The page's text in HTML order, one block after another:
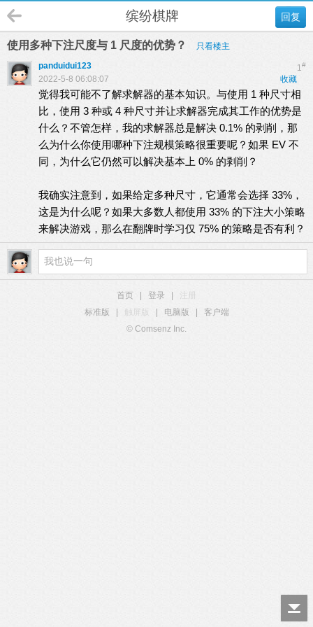
回复
缤纷棋牌
使用多种下注尺度与 1 尺度的优势？ 只看楼主
1#
panduidui123
收藏
2022-5-8 06:08:07
觉得我可能不了解求解器的基本知识。与使用 1 种尺寸相
比，使用 3 种或 4 种尺寸并让求解器完成其工作的优势是
什么？不管怎样，我的求解器总是解决 0.1% 的剥削，那
么为什么你使用哪种下注规模策略很重要呢？如果 EV 不
同，为什么它仍然可以解决基本上 0% 的剥削？
我确实注意到，如果给定多种尺寸，它通常会选择 33%，
这是为什么呢？如果大多数人都使用 33% 的下注大小策略
来解决游戏，那么在翻牌时学习仅 75% 的策略是否有利？
首页 登录
注册
标准版
触屏版 电脑版
客户端
© Comsenz Inc.